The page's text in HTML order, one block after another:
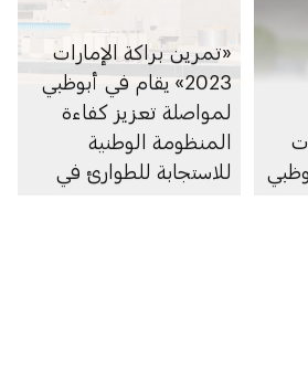
«تمرين براكة الإمارات
2023» يقام في أبوظبي
لمواصلة تعزيز كفاءة
المنظومة الوطنية
للاستجابة للطوارئ في